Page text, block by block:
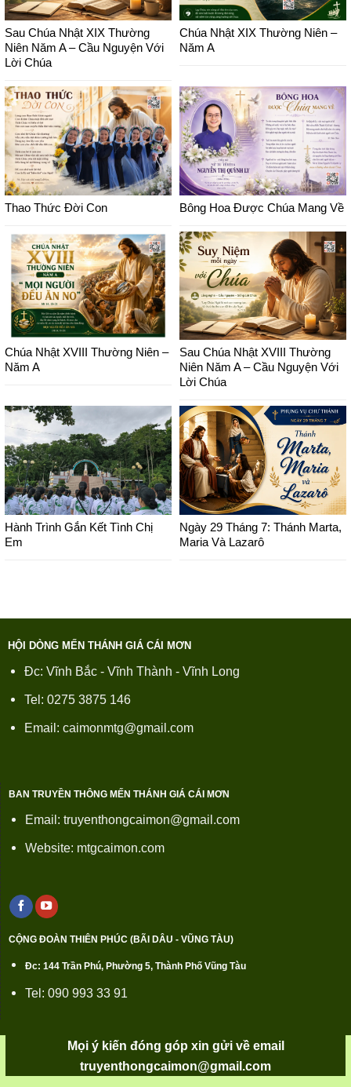
Sau Chúa Nhật XIX Thường
Niên Năm A – Cầu Nguyện Với
Lời Chúa
Chúa Nhật XIX Thường Niên –
Năm A
Thao Thức Đời Con Bông Hoa Được Chúa Mang Về
Chúa Nhật XVIII Thường Niên –
Năm A
Sau Chúa Nhật XVIII Thường
Niên Năm A – Cầu Nguyện Với
Lời Chúa
Hành Trình Gắn Kết Tình Chị
Em
Ngày 29 Tháng 7: Thánh Marta,
Maria Và Lazarô
HỘI DÒNG MẾN THÁNH GIÁ CÁI MƠN
Đc: Vĩnh Bắc - Vĩnh Thành - Vĩnh Long
Tel: 0275 3875 146
Email: caimonmtg@gmail.com
BAN TRUYỀN THÔNG MẾN THÁNH GIÁ CÁI MƠN
Email: truyenthongcaimon@gmail.com
Website: mtgcaimon.com
CỘNG ĐOÀN THIÊN PHÚC (BÃI DÂU - VŨNG TÀU)
Đc: 144 Trần Phú, Phường 5, Thành Phố Vũng Tàu
Tel: 090 993 33 91
Mọi ý kiến đóng góp xin gửi về email
truyenthongcaimon@gmail.com